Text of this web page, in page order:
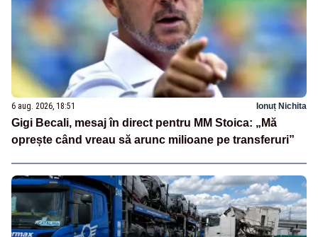
6 aug. 2026, 18:51 Ionuț Nichita
Gigi Becali, mesaj în direct pentru MM Stoica: „Mă
oprește când vreau să arunc milioane pe transferuri”